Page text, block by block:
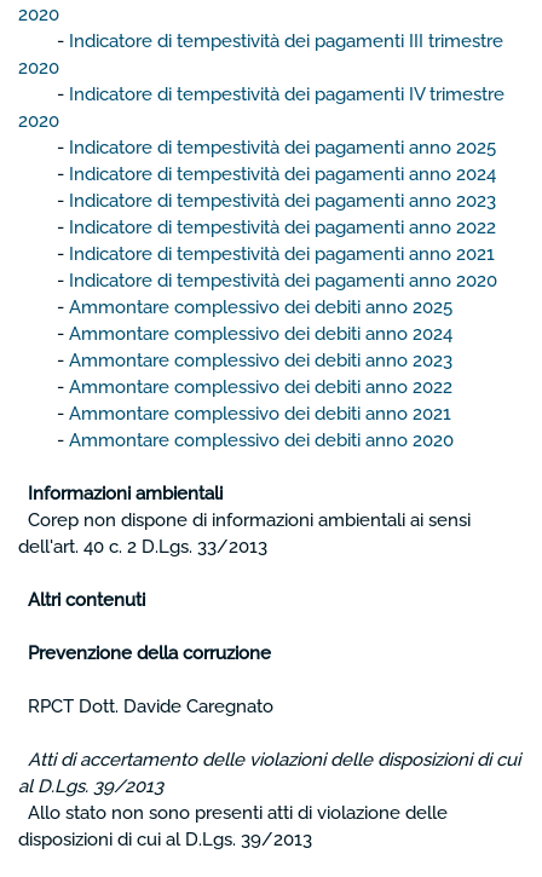
2020
- Indicatore di tempestività dei pagamenti III trimestre
2020
- Indicatore di tempestività dei pagamenti IV trimestre
2020
- Indicatore di tempestività dei pagamenti anno 2025
- Indicatore di tempestività dei pagamenti anno 2024
- Indicatore di tempestività dei pagamenti anno 2023
- Indicatore di tempestività dei pagamenti anno 2022
- Indicatore di tempestività dei pagamenti anno 2021
- Indicatore di tempestività dei pagamenti anno 2020
- Ammontare complessivo dei debiti anno 2025
- Ammontare complessivo dei debiti anno 2024
- Ammontare complessivo dei debiti anno 2023
- Ammontare complessivo dei debiti anno 2022
- Ammontare complessivo dei debiti anno 2021
- Ammontare complessivo dei debiti anno 2020
Informazioni ambientali
Corep non dispone di informazioni ambientali ai sensi
dell'art. 40 c. 2 D.Lgs. 33/2013
Altri contenuti
Prevenzione della corruzione
RPCT Dott. Davide Caregnato
Atti di accertamento delle violazioni delle disposizioni di cui
al D.Lgs. 39/2013
Allo stato non sono presenti atti di violazione delle
disposizioni di cui al D.Lgs. 39/2013